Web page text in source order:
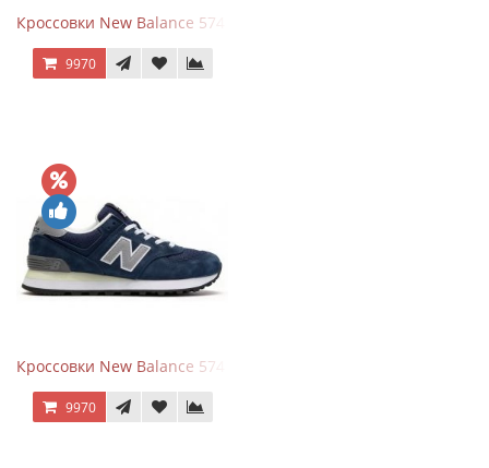
Кроссовки New Balance 574 Power Beige Pink
9970
Кроссовки New Balance 574 Classic Blue Grey
9970